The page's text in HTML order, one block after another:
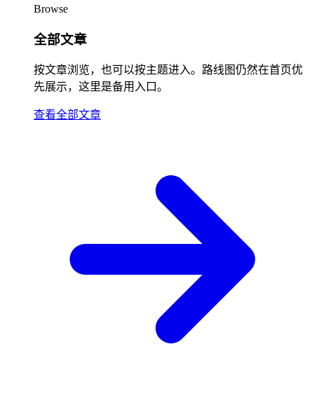
Browse
全部文章
按文章浏览，也可以按主题进入。路线图仍然在首页优
先展示，这里是备用入口。
查看全部文章